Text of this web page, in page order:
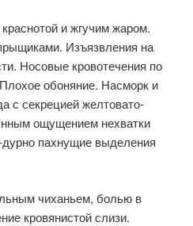
и жгучим жаром.
Изъязвления на
Носовые кровотечения по
обоняние. Насморк и
с секрецией желтовато-
ощущением нехватки
пахнущие выделения
чиханьем, болью в
кровянистой слизи.